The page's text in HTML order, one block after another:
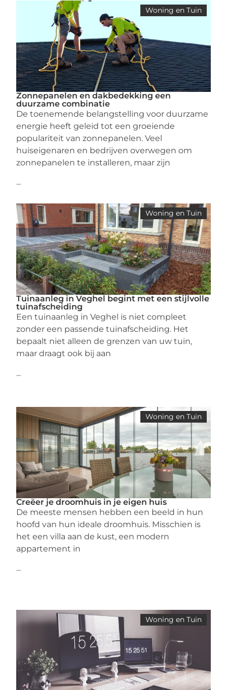
Woning en Tuin
Zonnepanelen en dakbedekking een
duurzame combinatie
De toenemende belangstelling voor duurzame
energie heeft geleid tot een groeiende
populariteit van zonnepanelen. Veel
huiseigenaren en bedrijven overwegen om
zonnepanelen te installeren, maar zijn
...
Woning en Tuin
Tuinaanleg in Veghel begint met een stijlvolle
tuinafscheiding
Een tuinaanleg in Veghel is niet compleet
zonder een passende tuinafscheiding. Het
bepaalt niet alleen de grenzen van uw tuin,
maar draagt ook bij aan
...
Woning en Tuin
Creëer je droomhuis in je eigen huis
De meeste mensen hebben een beeld in hun
hoofd van hun ideale droomhuis. Misschien is
het een villa aan de kust, een modern
appartement in
...
Woning en Tuin